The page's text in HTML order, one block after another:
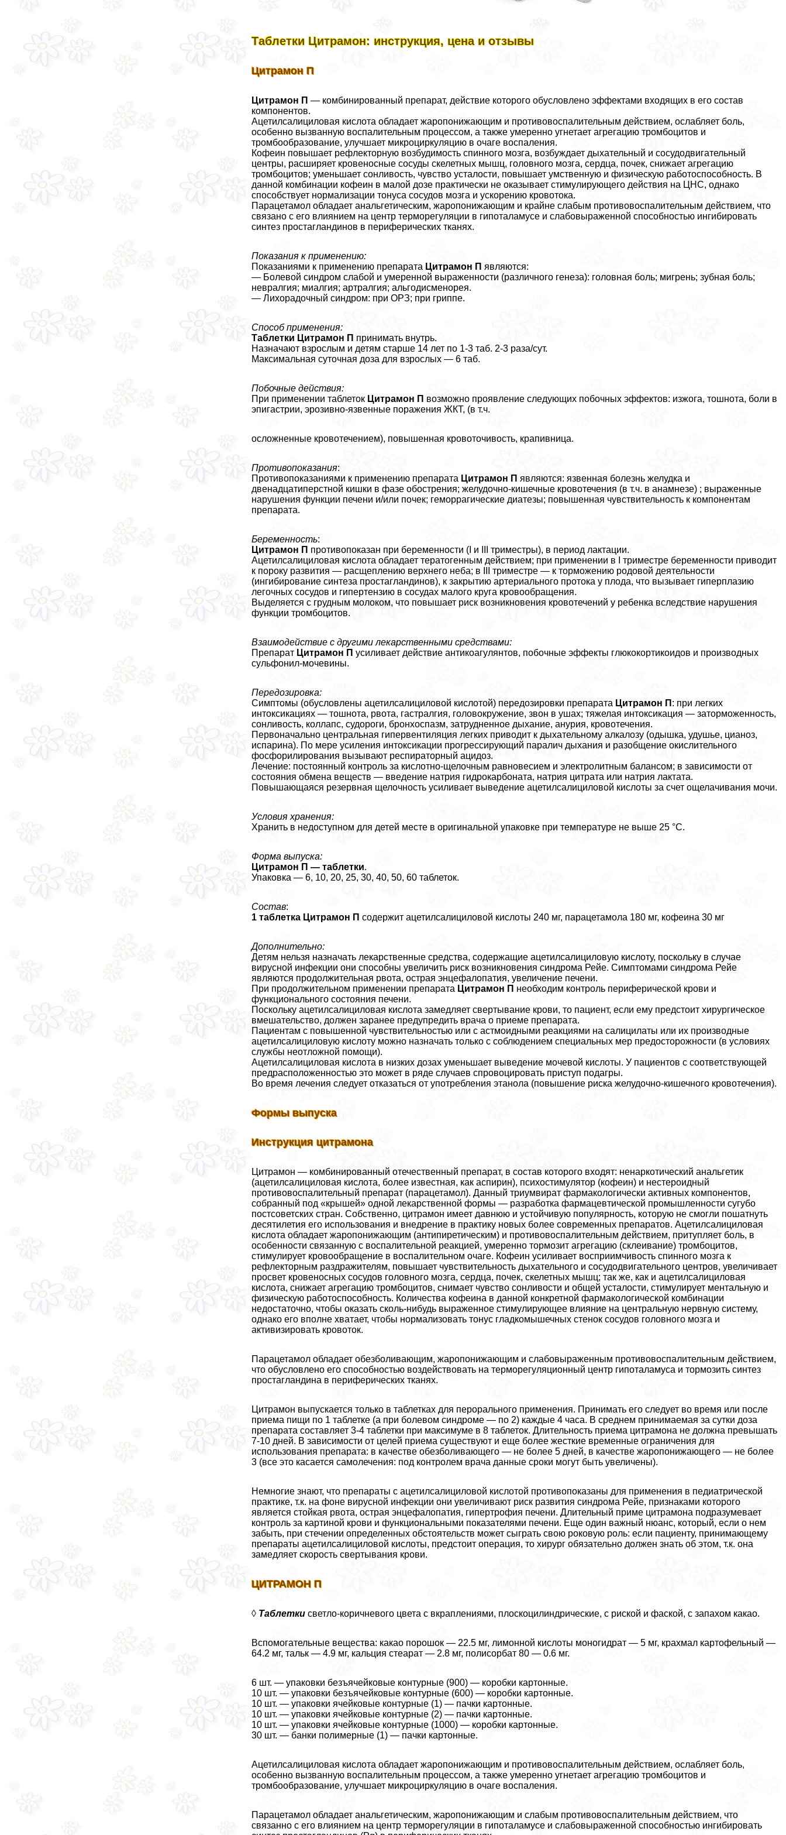
Таблетки Цитрамон: инструкция, цена и отзывы
Цитрамон П
Цитрамон П — комбинированный препарат, действие которого обусловлено эффектами входящих в его состав
компонентов.
Ацетилсалициловая кислота обладает жаропонижающим и противовоспалительным действием, ослабляет боль,
особенно вызванную воспалительным процессом, а также умеренно угнетает агрегацию тромбоцитов и
тромбообразование, улучшает микроциркуляцию в очаге воспаления.
Кофеин повышает рефлекторную возбудимость спинного мозга, возбуждает дыхательный и сосудодвигательный
центры, расширяет кровеносные сосуды скелетных мышц, головного мозга, сердца, почек, снижает агрегацию
тромбоцитов; уменьшает сонливость, чувство усталости, повышает умственную и физическую работоспособность. В
данной комбинации кофеин в малой дозе пpaктически не оказывает стимулирующего действия на ЦНС, однако
способствует нормализации тонуса сосудов мозга и ускорению кровотока.
Парацетамол обладает aнaльгетическим, жаропонижающим и крайне слабым противовоспалительным действием, что
связано с его влиянием на центр терморегуляции в гипоталамусе и слабовыраженной способностью ингибировать
синтез простагландинов в периферических тканях.
Показания к применению:
Показаниями к применению препарата Цитрамон П являются:
— Болевой синдром слабой и умеренной выраженности (различного генеза): головная боль; мигрень; зубная боль;
невралгия; миалгия; артралгия; альгодисменорея.
— Лихорадочный синдром: при ОРЗ; при гриппе.
Способ применения:
Таблетки Цитрамон П принимать внутрь.
Назначают взрослым и детям старше 14 лет по 1-3 таб. 2-3 раза/сут.
Максимальная суточная доза для взрослых — 6 таб.
Побочные действия:
При применении таблеток Цитрамон П возможно проявление следующих побочных эффектов: изжога, тошнота, боли в
эпигастрии, эрозивно-язвенные поражения ЖКТ, (в т.ч.
осложненные кровотечением), повышенная кровоточивость, крапивница.
Противопоказания:
Противопоказаниями к применению препарата Цитрамон П являются: язвенная болезнь желудка и
двенадцатиперстной кишки в фазе обострения; желудочно-кишечные кровотечения (в т.ч. в анамнезе) ; выраженные
нарушения функции печени и/или почек; геморрагические диатезы; повышенная чувствительность к компонентам
препарата.
Беременность:
Цитрамон П противопоказан при беременности (I и III триместры), в период лактации.
Ацетилсалициловая кислота обладает тератогенным действием; при применении в I триместре беременности приводит
к пороку развития — расщеплению верхнего неба; в III триместре — к торможению родовой деятельности
(ингибирование синтеза простагландинов), к закрытию артериального протока у плода, что вызывает гиперплазию
легочных сосудов и гипертензию в сосудах малого круга кровообращения.
Выделяется с грудным молоком, что повышает риск возникновения кровотечений у ребенка вследствие нарушения
функции тромбоцитов.
Взаимодействие с другими лекарственными средствами:
Препарат Цитрамон П усиливает действие антикоагулянтов, побочные эффекты глюкокортикоидов и производных
сульфонил-мочевины.
Передозировка:
Симптомы (обусловлены ацетилсалициловой кислотой) передозировки препарата Цитрамон П : при легких
интоксикациях — тошнота, рвота, гастралгия, головокружение, звон в ушах; тяжелая интоксикация — заторможенность,
сонливость, коллапс, судороги, бронхоспазм, затрудненное дыхание, анурия, кровотечения.
Первоначально центральная гипервентиляция легких приводит к дыхательному алкалозу (одышка, удушье, цианоз,
испарина). По мере усиления интоксикации прогрессирующий паралич дыхания и разобщение окислительного
фосфорилирования вызывают респираторный ацидоз.
Лечение: постоянный контроль за кислотно-щелочным равновесием и электролитным балансом; в зависимости от
состояния обмена веществ — введение натрия гидрокарбоната, натрия цитрата или натрия лактата.
Повышающаяся резервная щелочность усиливает выведение ацетилсалициловой кислоты за счет ощелачивания мочи.
Условия хранения:
Хранить в недоступном для детей месте в оригинальной упаковке при температуре не выше 25 °С.
Форма выпуска:
Цитрамон П — таблетки.
Упаковка — 6, 10, 20, 25, 30, 40, 50, 60 таблеток.
Состав:
1 таблетка Цитрамон П содержит ацетилсалициловой кислоты 240 мг, парацетамола 180 мг, кофеина 30 мг
Дополнительно:
Детям нельзя назначать лекарственные средства, содержащие ацетилсалициловую кислоту, поскольку в случае
вирусной инфекции они способны увеличить риск возникновения синдрома Рейе. Симптомами синдрома Рейе
являются продолжительная рвота, острая энцефалопатия, увеличение печени.
При продолжительном применении препарата Цитрамон П необходим контроль периферической крови и
функционального состояния печени.
Поскольку ацетилсалициловая кислота замедляет свертывание крови, то пациент, если ему предстоит хирургическое
вмешательство, должен заранее предупредить врача о приеме препарата.
Пациентам с повышенной чувствительностью или с астмоидными реакциями на салицилаты или их производные
ацетилсалициловую кислоту можно назначать только с соблюдением специальных мер предосторожности (в условиях
службы неотложной помощи).
Ацетилсалициловая кислота в низких дозах уменьшает выведение мочевой кислоты. У пациентов с соответствующей
предрасположенностью это может в ряде случаев спровоцировать приступ подагры.
Во время лечения следует отказаться от употрeбления этанола (повышение риска желудочно-кишечного кровотечения).
Формы выпуска
Инструкция цитрамона
Цитрамон — комбинированный отечественный препарат, в состав которого входят: ненаркотический aнaльгетик
(ацетилсалициловая кислота, более известная, как аспирин), психостимулятор (кофеин) и нестероидный
противовоспалительный препарат (парацетамол). Данный триумвират фармакологически активных компонентов,
собранный под «крышей» одной лекарственной формы — разработка фармацевтической промышленности сугубо
постсоветских стран. Собственно, цитрамон имеет давнюю и устойчивую популярность, которую не смогли пошатнуть
десятилетия его использования и внедрение в пpaктику новых более современных препаратов. Ацетилсалициловая
кислота обладает жаропонижающим (антипиретическим) и противовоспалительным действием, притупляет боль, в
особенности связанную с воспалительной реакцией, умеренно тормозит агрегацию (склеивание) тромбоцитов,
стимулирует кровообращение в воспалительном очаге. Кофеин усиливает восприимчивость спинного мозга к
рефлекторным раздражителям, повышает чувствительность дыхательного и сосудодвигательного центров, увеличивает
просвет кровеносных сосудов головного мозга, сердца, почек, скелетных мышц; так же, как и ацетилсалициловая
кислота, снижает агрегацию тромбоцитов, снимает чувство сонливости и общей усталости, стимулирует ментальную и
физическую работоспособность. Количества кофеина в данной конкретной фармакологической комбинации
недостаточно, чтобы оказать сколь-нибудь выраженное стимулирующее влияние на центральную нервную систему,
однако его вполне хватает, чтобы нормализовать тонус гладкомышечных стенок сосудов головного мозга и
активизировать кровоток.
Парацетамол обладает обезболивающим, жаропонижающим и слабовыраженным противовоспалительным действием,
что обусловлено его способностью воздействовать на терморегуляционный центр гипоталамуса и тормозить синтез
простагландина в периферических тканях.
Цитрамон выпускается только в таблетках для перopaльного применения. Принимать его следует во время или после
приема пищи по 1 таблетке (а при болевом синдроме — по 2) каждые 4 часа. В среднем принимаемая за сутки доза
препарата составляет 3-4 таблетки при максимуме в 8 таблеток. Длительность приема цитрамона не должна превышать
7-10 дней. В зависимости от целей приема существуют и еще более жесткие временные ограничения для
использования препарата: в качестве обезболивающего — не более 5 дней, в качестве жаропонижающего — не более
3 (все это касается самолечения: под контролем врача данные сроки могут быть увеличены).
Немногие знают, что препараты с ацетилсалициловой кислотой противопоказаны для применения в педиатрической
пpaктике, т.к. на фоне вирусной инфекции они увеличивают риск развития синдрома Рейе, признаками которого
является стойкая рвота, острая энцефалопатия, гипертрофия печени. Длительный приме цитрамона подразумевает
контроль за картиной крови и функциональными показателями печени. Еще один важный нюанс, который, если о нем
забыть, при стечении определенных обстоятельств может сыграть свою роковую роль: если пациенту, принимающему
препараты ацетилсалициловой кислоты, предстоит операция, то хирург обязательно должен знать об этом, т.к. она
замедляет скорость свертывания крови.
ЦИТРАМОН П
◊ Таблетки светло-коричневого цвета с вкраплениями, плоскоцилиндрические, с риской и фаской, с запахом какао.
Вспомогательные вещества: какао порошок — 22.5 мг, лимонной кислоты моногидрат — 5 мг, крахмал картофельный —
64.2 мг, тальк — 4.9 мг, кальция стеарат — 2.8 мг, полисорбат 80 — 0.6 мг.
6 шт. — упаковки безъячейковые контурные (900) — коробки картонные.
10 шт. — упаковки безъячейковые контурные (600) — коробки картонные.
10 шт. — упаковки ячейковые контурные (1) — пачки картонные.
10 шт. — упаковки ячейковые контурные (2) — пачки картонные.
10 шт. — упаковки ячейковые контурные (1000) — коробки картонные.
30 шт. — банки полимерные (1) — пачки картонные.
Ацетилсалициловая кислота обладает жаропонижающим и противовоспалительным действием, ослабляет боль,
особенно вызванную воспалительным процессом, а также умеренно угнетает агрегацию тромбоцитов и
тромбообразование, улучшает микроциркуляцию в очаге воспаления.
Парацетамол обладает aнaльгетическим, жаропонижающим и слабым противовоспалительным действием, что
связанно с его влиянием на центр терморегуляции в гипоталамусе и слабовыраженной способностью ингибировать